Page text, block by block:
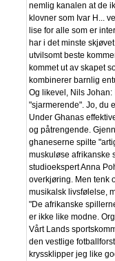
nemlig kanalen at de
klovner som Ivar H...
lise for alle som er
har i det minste
utvilsomt beste
kommet ut av skapet
kombinerer barnlig
Og likevel, Nils
"sjarmerende". Jo, du
Under Ghanas
og påtrengende.
ghaneserne spilte
muskuløse afrikanske
studioekspert Anna
overkjøring. Men tenk
musikalsk livsfølelse,
"De afrikanske
er ikke like modne.
Vårt Lands
den vestlige
kryssklipper jeg like